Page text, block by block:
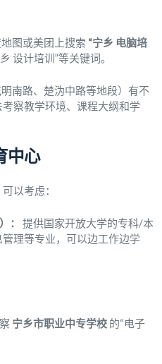
图或美团上搜索 “宁乡 电脑培
设计培训”等关键词。
南路、楚沩中路等地段）有不
察教学环境、课程大纲和学
中心
以考虑：
：
提供国家开放大学的专科/本
理等专业，可以边工作边学
宁乡市职业中专学校 的“电子